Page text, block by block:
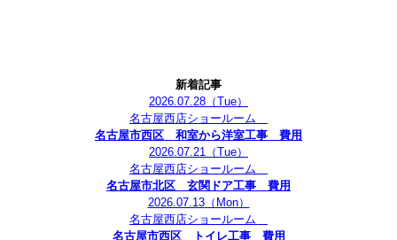
新着記事
2026.07.28 （Tue）
名古屋西店ショールーム
名古屋市西区 和室から洋室工事 費用
2026.07.21 （Tue）
名古屋西店ショールーム
名古屋市北区 玄関ドア工事 費用
2026.07.13（Mon）
名古屋西店ショールーム
名古屋市西区 トイレ工事 費用